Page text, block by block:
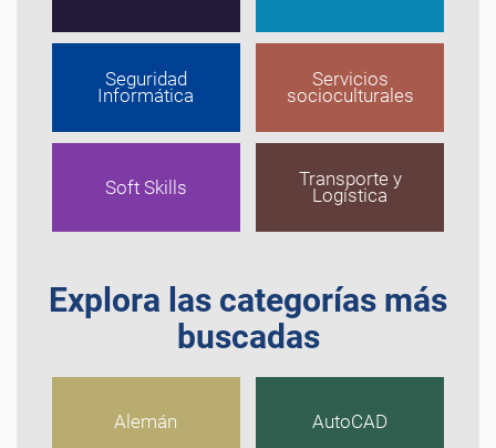
Seguridad
Informática
Servicios
socioculturales
Soft Skills Transporte y
Logística
Explora las categorías más
buscadas
Alemán AutoCAD